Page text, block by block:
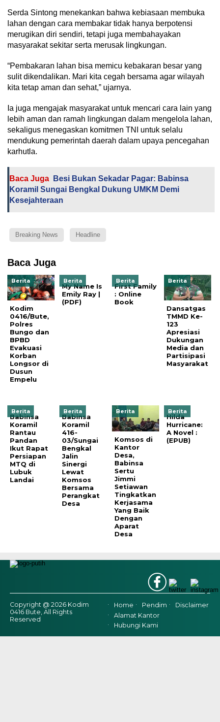
Serda Sintong menekankan bahwa kebiasaan membuka
lahan dengan cara membakar tidak hanya berpotensi
merugikan diri sendiri, tetapi juga membahayakan
masyarakat sekitar serta merusak lingkungan.
“Pembakaran lahan bisa memicu kebakaran besar yang
sulit dikendalikan. Mari kita cegah bersama agar wilayah
kita tetap aman dan sehat,” ujarnya.
Ia juga mengajak masyarakat untuk mencari cara lain yang
lebih aman dan ramah lingkungan dalam mengelola lahan,
sekaligus menegaskan komitmen TNI untuk selalu
mendukung pemerintah daerah dalam upaya pencegahan
karhutla.
Baca Juga
Besi Bukan Sekadar Pagar: Babinsa
Koramil Sungai Bengkal Dukung UMKM Demi
Kesejahteraan
Breaking News Headline
Baca Juga
Berita
Kodim
0416/Bute,
Polres
Bungo dan
BPBD
Evakuasi
Korban
Longsor di
Dusun
Empelu
Berita
My Name Is
Emily Ray |
(PDF)
Berita
First Family
: Online
Book
Berita
Dansatgas
TMMD Ke-
123
Apresiasi
Dukungan
Media dan
Partisipasi
Masyarakat
Berita
Babinsa
Koramil
Rantau
Pandan
Ikut Rapat
Persiapan
MTQ di
Lubuk
Landai
Berita
Babinsa
Koramil
416-
03/Sungai
Bengkal
Jalin
Sinergi
Lewat
Komsos
Bersama
Perangkat
Desa
Berita
Komsos di
Kantor
Desa,
Babinsa
Sertu
Jimmi
Setiawan
Tingkatkan
Kerjasama
Yang Baik
Dengan
Aparat
Desa
Berita
Hilda
Hurricane:
A Novel :
(EPUB)
Copyright @ 2026 Kodim
0416 Bute, All Rights
Reserved
Home Pendim
Disclaimer
Alamat Kantor
Hubungi Kami